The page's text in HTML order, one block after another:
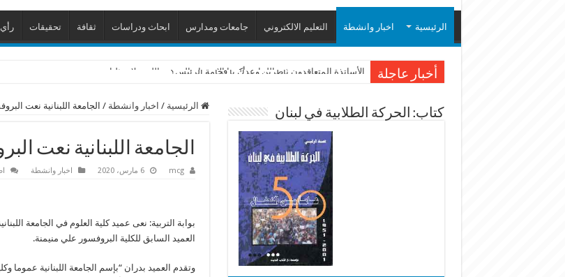
الرئيسية اخبار وانشطة التعليم الالكتروني جامعات ومدارس ابحاث ودراسات ثقافة تحقيقات رأي
أخبار عاجلة الأساتذة المتعاقدون في اللبنانية أكدوا الاعتصام الجمعة: اللجنة لا تمثلنا
الأساتذة المتعاقدون ناطرين وعدك يا فخامة الرئيس؟
الرئيسية / اخبار وانشطة / الجامعة اللبنانية نعت
الجامعة اللبنانية نعت
mcg 6 مارس، 2020 اخبار وانشطة
بوابة التربية: نعى عميد كلية العلوم في الجامعة
العميد السابق للكلية البروفسور علي منيمنة.
وتقدم العميد بدران “بإسم الجامعة اللبنانية عموما
كتاب: الحركة الطلابية في لبنان